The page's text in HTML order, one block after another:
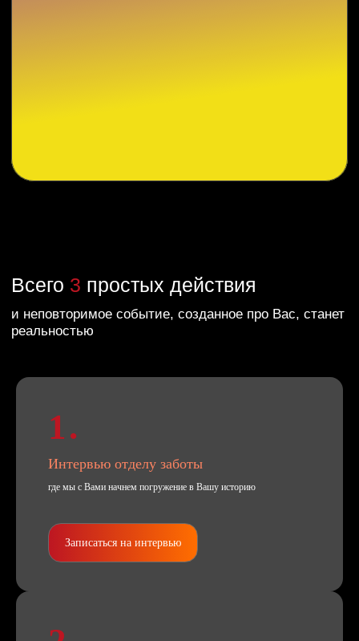
1.
Интервью отделу заботы
где мы с Вами начнем погружение в Вашу историю
Записаться на интервью